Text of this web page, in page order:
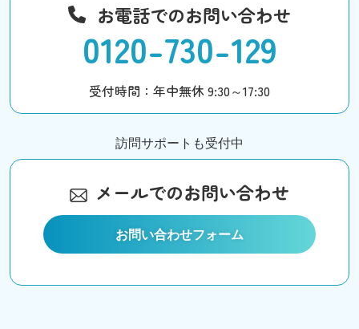
お電話でのお問い合わせ
0120-730-129
受付時間：年中無休 9:30～17:30
訪問サポートも受付中
メールでのお問い合わせ
お問い合わせフォーム